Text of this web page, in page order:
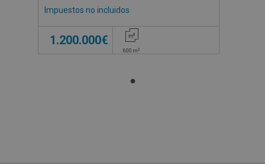
Impuestos no incluidos
1.200.000€
600m2